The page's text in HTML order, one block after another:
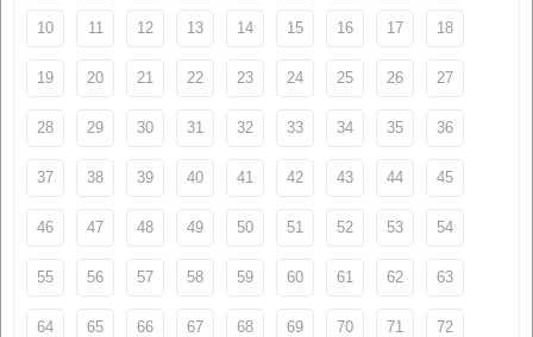
10 11 12 13 14 15 16 17 18
19 20 21 22 23 24 25 26 27
28 29 30 31 32 33 34 35 36
37 38 39 40 41 42 43 44 45
46 47 48 49 50 51 52 53 54
55 56 57 58 59 60 61 62 63
64 65 66 67 68 69 70 71 72